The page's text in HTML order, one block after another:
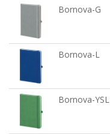
Bornova-G
Bornova-L
Bornova-YSL